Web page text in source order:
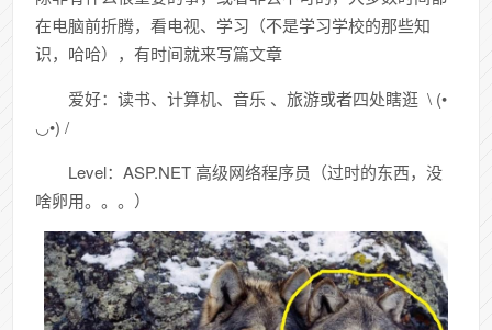
在电脑前折腾，看电视、学习（不是学习学校的那些知
识，哈哈），有时间就来写篇文章
爱好：读书、计算机、音乐 、旅游或者四处瞎逛 \ (•
◡•) /
Level：ASP.NET 高级网络程序员（过时的东西，没
啥卵用。。。）